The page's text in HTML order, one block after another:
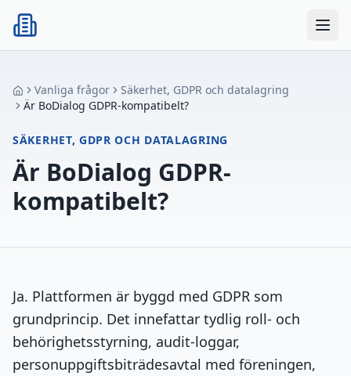
BoDialog
Vanliga frågor
Säkerhet, GDPR och datalagring
Är BoDialog GDPR-kompatibelt?
SÄKERHET, GDPR OCH DATALAGRING
Är BoDialog GDPR-
kompatibelt?
Ja. Plattformen är byggd med GDPR som
grundprincip. Det innefattar tydlig roll- och
behörighetsstyrning, audit-loggar,
personuppgiftsbiträdesavtal med föreningen,